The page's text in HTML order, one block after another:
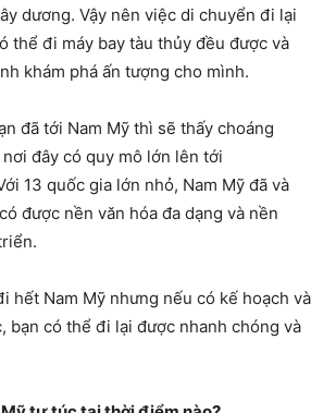
dương. Vậy nên việc di chuyển đi lại
thể đi máy bay tàu thủy đều được và
khám phá ấn tượng cho mình.
đã tới Nam Mỹ thì sẽ thấy choáng
đây có quy mô lớn lên tới
13 quốc gia lớn nhỏ, Nam Mỹ đã và
được nền văn hóa đa dạng và nền
hết Nam Mỹ nhưng nếu có kế hoạch và
bạn có thể đi lại được nhanh chóng và